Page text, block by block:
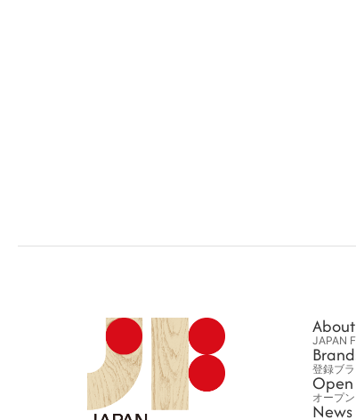
About
JAPAN
登録ブ
オープ
News